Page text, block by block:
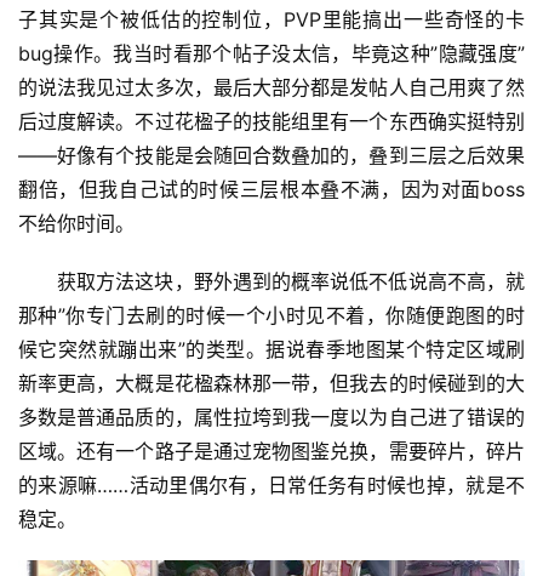
子其实是个被低估的控制位，PVP里能搞出一些奇怪的卡
bug操作。我当时看那个帖子没太信，毕竟这种”隐藏强度”
的说法我见过太多次，最后大部分都是发帖人自己用爽了然
后过度解读。不过花楹子的技能组里有一个东西确实挺特别
——好像有个技能是会随回合数叠加的，叠到三层之后效果
翻倍，但我自己试的时候三层根本叠不满，因为对面boss
不给你时间。
获取方法这块，野外遇到的概率说低不低说高不高，就
那种”你专门去刷的时候一个小时见不着，你随便跑图的时
候它突然就蹦出来”的类型。据说春季地图某个特定区域刷
新率更高，大概是花楹森林那一带，但我去的时候碰到的大
多数是普通品质的，属性拉垮到我一度以为自己进了错误的
区域。还有一个路子是通过宠物图鉴兑换，需要碎片，碎片
的来源嘛……活动里偶尔有，日常任务有时候也掉，就是不
稳定。